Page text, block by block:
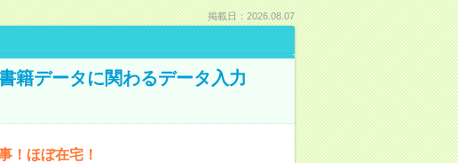
掲載日：2026.08.07
籍データに関わるデータ入力
！ほぼ在宅！